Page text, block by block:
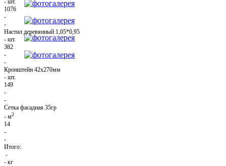
1076
-
-
Настил деревянный 1,05*0,95
- шт.
382
-
-
Кронштейн 42х270мм
- шт.
149
-
-
Сетка фасадная 35гр
- м2
14
-
-
Итого:
-
- кг